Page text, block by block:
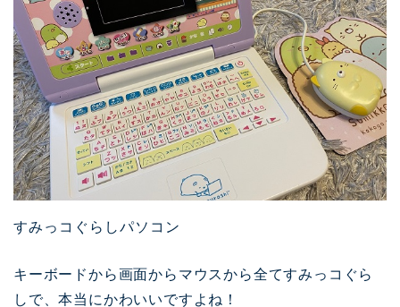
すみっコぐらしパソコン
キーボードから画面からマウスから全てすみっコぐら
しで、本当にかわいいですよね！